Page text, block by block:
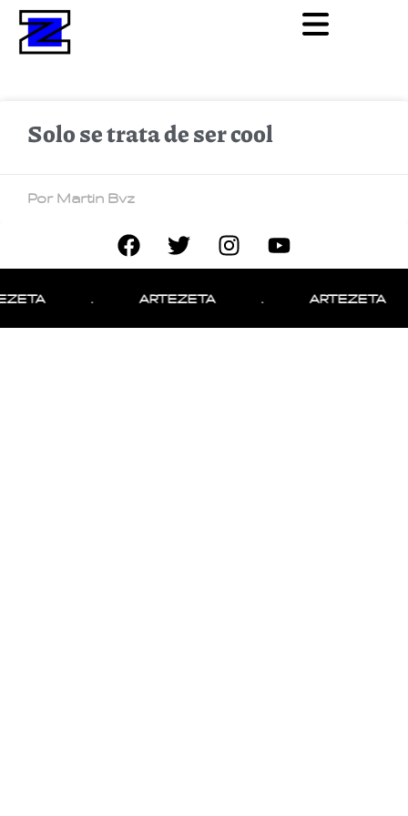
Solo se trata de ser cool
Por Martin Bvz
ARTEZETA ARTEZETA